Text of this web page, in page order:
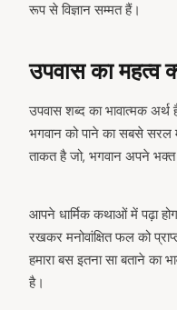
रूप से विज्ञान सम्मत हैं।
उपवास का महत्व
उपवास शब्द का भावात्मक
भगवान को पाने का सबसे सरल
ताकत है जो, भगवान अपने
आपने धार्मिक कथाओं में पढ़ा
रखकर मनोवांक्षित फल को
हमारा बस इतना सा बताने का
है।